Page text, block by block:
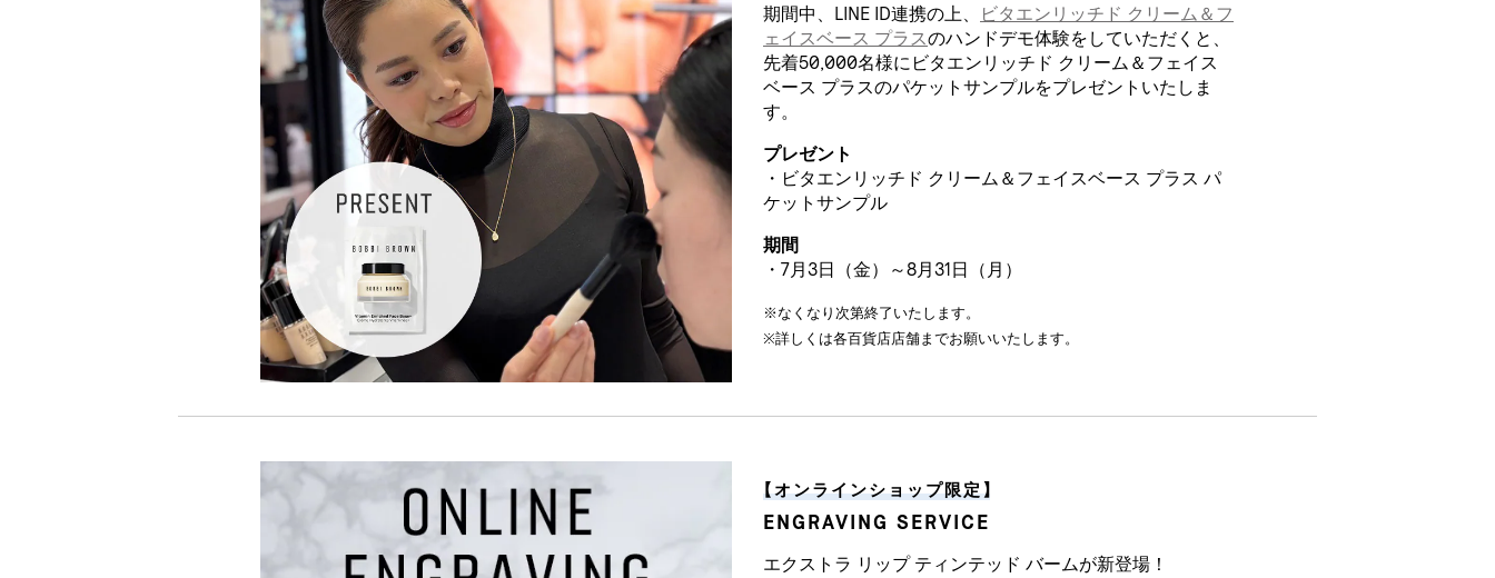
期間中、LINE ID連携の上、
ビタエンリッチド クリーム＆フ
ェイスベース プラスのハンドデモ体験をしていただくと、
先着50,000名様にビタエンリッチド クリーム＆フェイス
ベース プラスのパケットサンプルをプレゼントいたしま
す。
プレゼント
・ビタエンリッチド クリーム＆フェイスベース プラス パ
ケットサンプル
期間
・7月3日（金）～8月31日（月）
※なくなり次第終了いたします。
※詳しくは各百貨店店舗までお願いいたします。
【 オンラインショップ限定 】
ENGRAVING SERVICE
エクストラ リップ ティンテッド バームが新登場！